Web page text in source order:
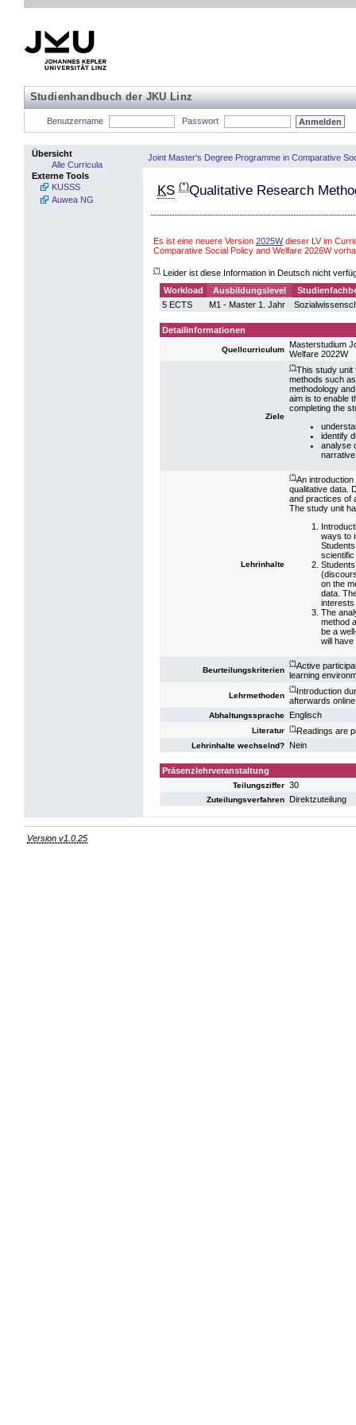
Studienhandbuch der JKU Linz
Benutzername Passwort
Übersicht
Alle Curricula
Externe Tools
KUSSS
Auwea NG
Joint Master's Degree Programme in Comparative
KS (*)Qualitative Research
Es ist eine neuere Version 2025Wdieser LV im
Comparative Social Policy and Welfare 2026W
(*) Leider ist diese Information in Deutsch nicht
Workload
Ausbildungslevel
5 ECTS
M1 - Master 1. Jahr
Detailinformationen
Quellcurriculum
Masterstudium
Welfare 2022W
Ziele
(*)This study unit
methods such
methodology
aim is to enable
completing the
identify
analyse
Lehrinhalte
(*)An
qualitative data.
and practices of
The study unit
ways to
on the
data.
The
method
be a
will
Beurteilungskriterien
(*)Active
learning
Lehrmethoden
(*)Introduction
afterwards
Abhaltungssprache Englisch
Literatur (*)Readings are
Lehrinhalte wechselnd? Nein
Präsenzlehrveranstaltung
Teilungsziffer 30
Zuteilungsverfahren Direktzuteilung
Version v1.0.25